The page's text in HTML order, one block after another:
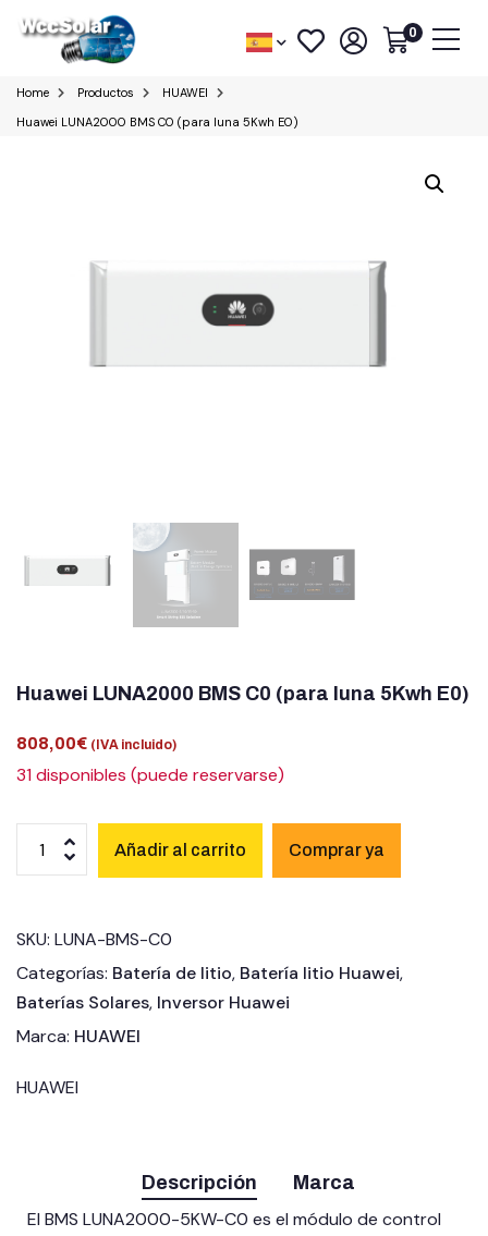
0
Home Productos
HUAWEI
Huawei LUNA2000 BMS C0 (para luna 5Kwh E0)
Huawei LUNA2000 BMS C0 (para luna 5Kwh E0)
808,00€ (IVA incluido)
31 disponibles (puede reservarse)
Añadir al carrito
SKU: LUNA-BMS-C0
Categorías: Batería de litio, Batería litio Huawei,
Baterías Solares, Inversor Huawei
Marca: HUAWEI
HUAWEI
Descripción Marca
El BMS LUNA2000-5KW-C0 es el módulo de control